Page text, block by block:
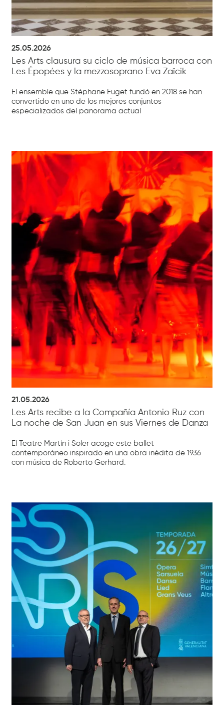
25.05.2026
Les Arts clausura su ciclo de música barroca con
Les Épopées y la mezzosoprano Eva Zaïcik
El ensemble que Stéphane Fuget fundó en 2018 se han
convertido en uno de los mejores conjuntos
especializados del panorama actual
21.05.2026
Les Arts recibe a la Compañía Antonio Ruz con
La noche de San Juan en sus Viernes de Danza
El Teatre Martín i Soler acoge este ballet
contemporáneo inspirado en una obra inédita de 1936
con música de Roberto Gerhard.